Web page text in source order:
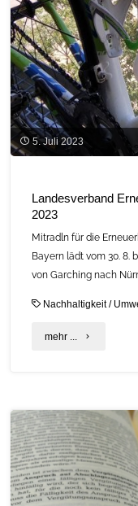
5. Juli 2023
Landesverband
2023
Mitradln für die
Bayern lädt vom 30. 8.
von Garching nach
Nachhaltigkeit/
mehr ...
Bayern
Radl-
Tour